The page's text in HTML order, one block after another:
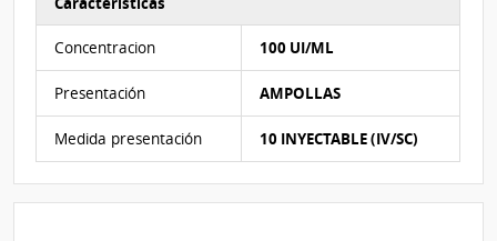
Características del Ítem Nº 7
Concentracion 100 UI/ML
Presentación AMPOLLAS
Medida presentación 10 INYECTABLE (IV/SC)